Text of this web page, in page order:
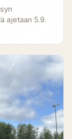
ajetaan 5.9.